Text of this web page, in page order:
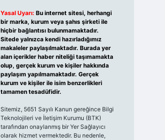
Yasal Uyarı: Bu internet sitesi, herhangi
bir marka, kurum veya şahıs şirketi ile
hiçbir bağlantısı bulunmamaktadır.
Sitede yalnızca kendi hazırladığımız
makaleler paylaşılmaktadır. Burada yer
alan içerikler haber niteliği taşımamakta
olup, gerçek kurum ve kişiler hakkında
paylaşım yapılmamaktadır. Gerçek
kurum ve kişiler ile isim benzerlikleri
tamamen tesadüfidir.
Sitemiz, 5651 Sayılı Kanun gereğince Bilgi
Teknolojileri ve İletişim Kurumu (BTK)
tarafından onaylanmış bir Yer Sağlayıcı
olarak hizmet vermektedir. Bu nedenle,